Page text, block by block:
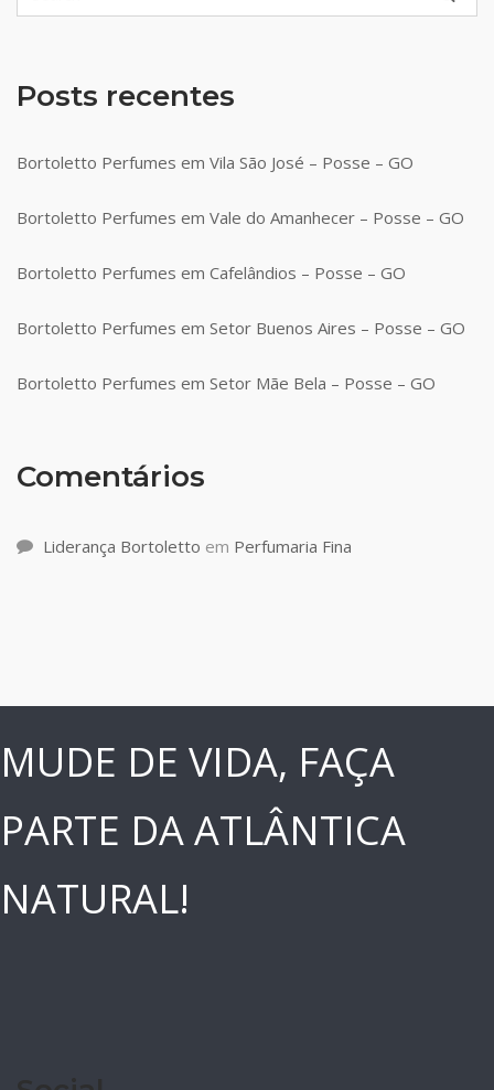
Posts recentes
Bortoletto Perfumes em Vila São José – Posse – GO
Bortoletto Perfumes em Vale do Amanhecer – Posse – GO
Bortoletto Perfumes em Cafelândios – Posse – GO
Bortoletto Perfumes em Setor Buenos Aires – Posse – GO
Bortoletto Perfumes em Setor Mãe Bela – Posse – GO
Comentários
Liderança Bortoletto em Perfumaria Fina
MUDE DE VIDA, FAÇA
PARTE DA ATLÂNTICA
NATURAL!